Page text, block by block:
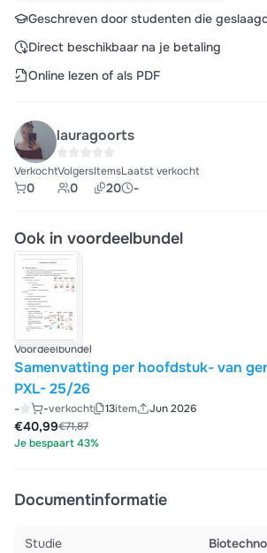
Geschreven door studenten die
Direct beschikbaar na je betaling
Online lezen of als PDF
lauragoorts
Verkocht
0
Volgers
0
Items
20
Laatst verkocht
-
Ook in voordeelbundel
Voordeelbundel
Samenvatting per hoofdstuk- van
PXL- 25/26
- -verkocht 13item
Jun 2026
€71,87
€40,99
Je bespaart 43%
Documentinformatie
Studie